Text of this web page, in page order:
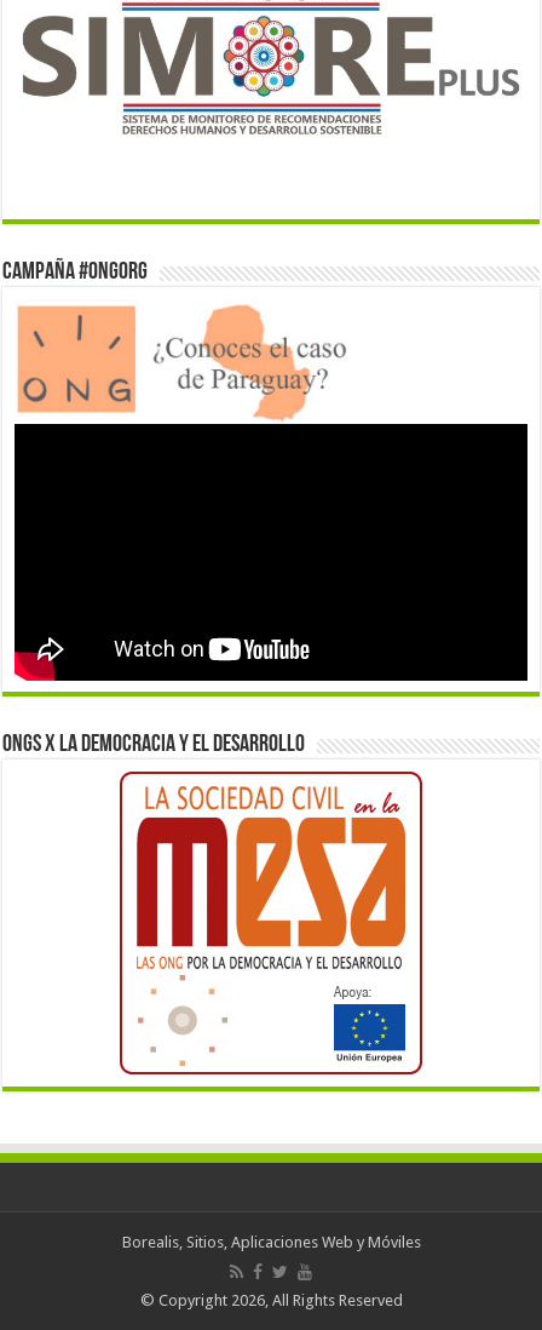
Campaña #ONGorg
ONGs x la democracia y el desarrollo
Borealis, Sitios, Aplicaciones Web y Móviles
© Copyright 2026, All Rights Reserved